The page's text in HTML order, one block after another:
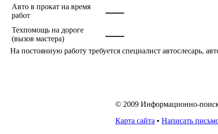
Авто в прокат на время
работ
—
Техпомощь на дороге
(вызов мастера)
—
На постоянную работу требуется специалист автослесарь,
© 2009 Информационно-
Карта сайта • Написать